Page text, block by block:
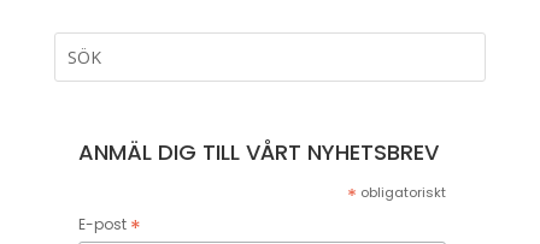
ANMÄL DIG TILL VÅRT NYHETSBREV
* obligatoriskt
E-post *